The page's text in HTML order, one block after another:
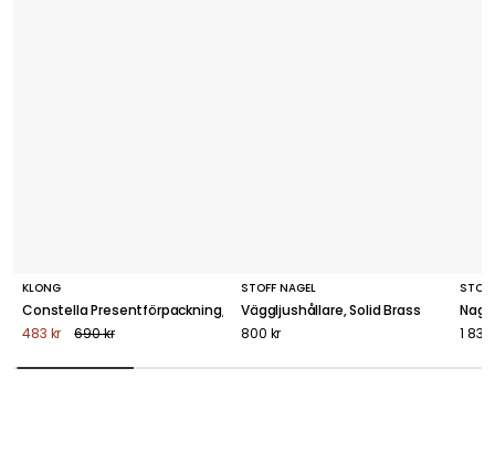
KLONG
Constella Presentförpackning, Mässing
483 kr
690 kr
STOFF NAGEL
Väggljushållare, Solid Brass
800 kr
1 832